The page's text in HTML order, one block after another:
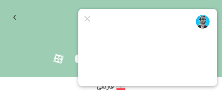
آیا آمپول لاغری ضرر دارد؟ بررسی علمی عوارض، موارد منع مصرف و
نکات ایمنی
لیفت غبغب
فارسی